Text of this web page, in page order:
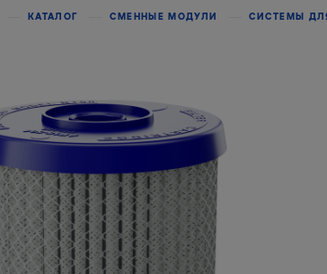
Для питьевой воды
Системы обратного
осмоса
Сорбционные фильтры
Сменные
КАТАЛОГ СМЕННЫЕ МОДУЛИ СИСТЕМЫ